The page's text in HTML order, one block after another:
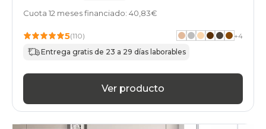
abatibles
abatibles
canapes-
cambria
wengue
Cuota 12 meses financiado: 40,83€
5(110) +4
Entrega gratis de 23 a 29 días laborables
Ver producto